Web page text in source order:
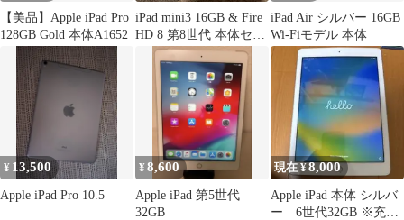
【美品】Apple iPad Pro
128GB Gold 本体A1652
iPad mini3 16GB & Fire
HD 8 第8世代 本体セッ
iPad Air シルバー 16GB
Wi-Fiモデル 本体
¥ 13,500
Apple iPad Pro 10.5
¥8,600
Apple iPad 第5世代
32GB
現在 ¥8,000
Apple iPad 本体 シルバ
ー 6世代32GB ※充電